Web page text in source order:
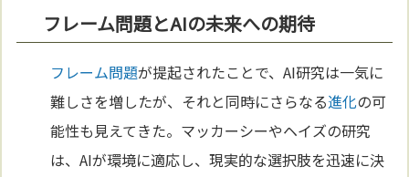
フレーム問題とAIの未来への期待
フレーム問題が提起されたことで、AI研究は一気に
難しさを増したが、それと同時にさらなる進化の可
能性も見えてきた。マッカーシーやヘイズの研究
は、AIが環境に適応し、現実的な選択肢を迅速に決